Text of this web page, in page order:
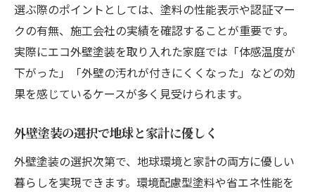
選ぶ際のポイントとしては、塗料の性能表示や認証マー
クの有無、施工会社の実績を確認することが重要です。
実際にエコ外壁塗装を取り入れた家庭では「体感温度が
下がった」「外壁の汚れが付きにくくなった」などの効
果を感じているケースが多く見受けられます。
外壁塗装の選択で地球と家計に優しく
外壁塗装の選択次第で、地球環境と家計の両方に優しい
暮らしを実現できます。環境配慮型塗料や省エネ性能を